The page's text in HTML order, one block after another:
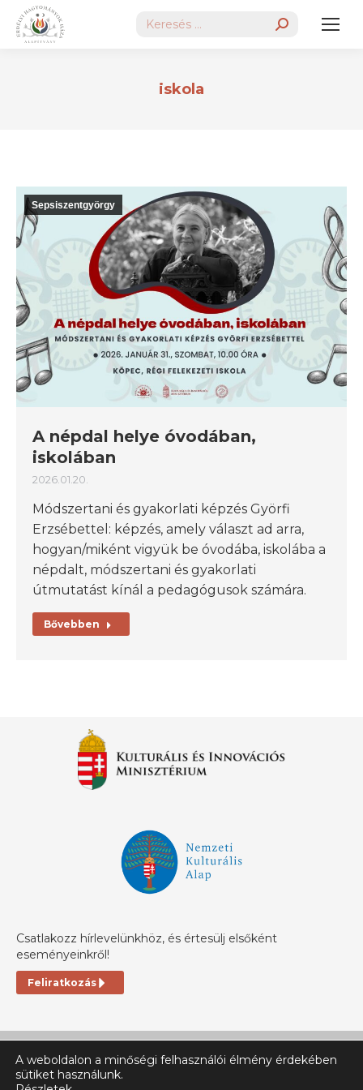
Search:
iskola
Sepsiszentgyörgy
A népdal helye óvodában,
iskolában
2026.01.20.
Módszertani és gyakorlati képzés Györfi
Erzsébettel: képzés, amely választ ad arra,
hogyan/miként vigyük be óvodába, iskolába a
népdalt, módszertani és gyakorlati
útmutatást kínál a pedagógusok számára.
Bővebben
Csatlakozz hírlevelünkhöz, és értesülj elsőként
eseményeinkről!
Feliratkozás
A weboldalon a minőségi felhasználói élmény érdekében
sütiket használunk.